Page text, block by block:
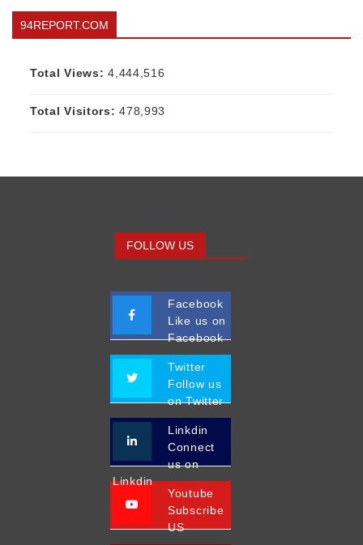
94REPORT.COM
Total Views:4,444,516
Total Visitors:478,993
FOLLOW US
Facebook
Like us on
Facebook
Twitter
Follow us
on Twitter
Linkdin
Connect
us on
Linkdin
Youtube
Subscribe
US